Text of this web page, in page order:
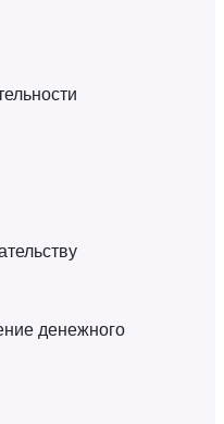
денежного